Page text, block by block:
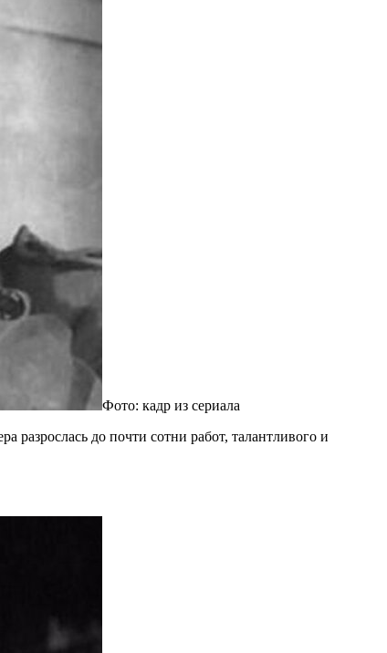
Фото: кадр из сериала
разрослась до почти сотни работ, талантливого и